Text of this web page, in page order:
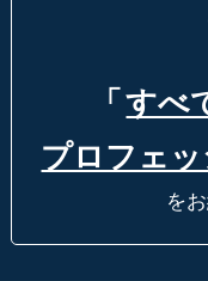
「 すべ
プロフェ
を